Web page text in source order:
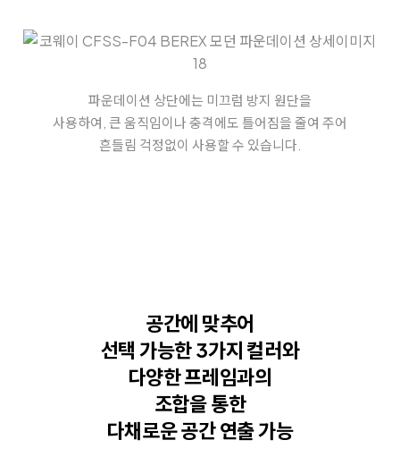
파운데이션 상단에는 미끄럼 방지 원단을
사용하여, 큰 움직임이나 충격에도 틀어짐을 줄여 주어
흔들림 걱정없이 사용할 수 있습니다.
공간에 맞추어
선택 가능한 3가지 컬러와
다양한 프레임과의
조합을 통한
다채로운 공간 연출 가능